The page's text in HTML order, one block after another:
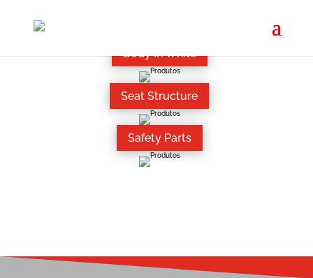
Body In White
Seat Structure
Safety Parts